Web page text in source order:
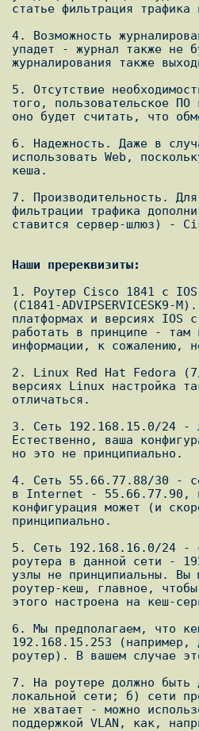
статье фильтрация
4. Возможность
упадет - журнал также не
журналирования также
5. Отсутствие
того, пользовательское
оно будет считать, что
6. Надежность. Даже в
использовать Web,
кеша.
7. Производительность.
фильтрации трафика
ставится сервер-шлюз) -
Наши пререквизиты:
1. Роутер Cisco 1841 с
(C1841-ADVIPSERVICESK9-
платформах и версиях IOS
работать в принципе - там
информации, к сожалению,
2. Linux Red Hat Fedora
версиях Linux настройка
отличаться.
3. Сеть 192.168.15.0/24 -
Естественно, ваша
но это не принципиально.
4. Сеть 55.66.77.88/30 -
в Internet - 55.66.77.90,
конфигурация может (и
принципиально.
5. Сеть 192.168.16.0/24 -
роутера в данной сети -
узлы не принципиальны. Вы
роутер-кеш, главное,
этого настроена на кеш-
6. Мы предполагаем, что
192.168.15.253 (например,
роутер). В вашем случае
7. На роутере должно быть
локальной сети; б) сети
не хватает - можно
поддержкой VLAN, как,